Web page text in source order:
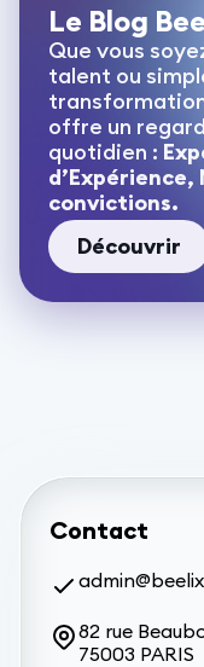
Le Blog
Que vous
talent ou
offre un
quotidien :
convictions.
Découvrir
Contact
82 rue
75003 PARIS